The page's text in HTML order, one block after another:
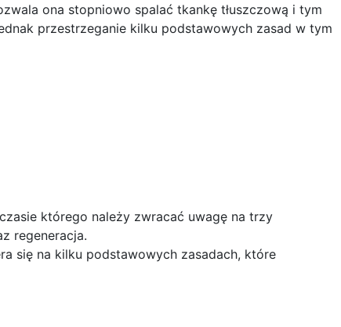
ona stopniowo spalać tkankę tłuszczową i tym
przestrzeganie kilku podstawowych zasad w tym
którego należy zwracać uwagę na trzy
regeneracja.
się na kilku podstawowych zasadach, które